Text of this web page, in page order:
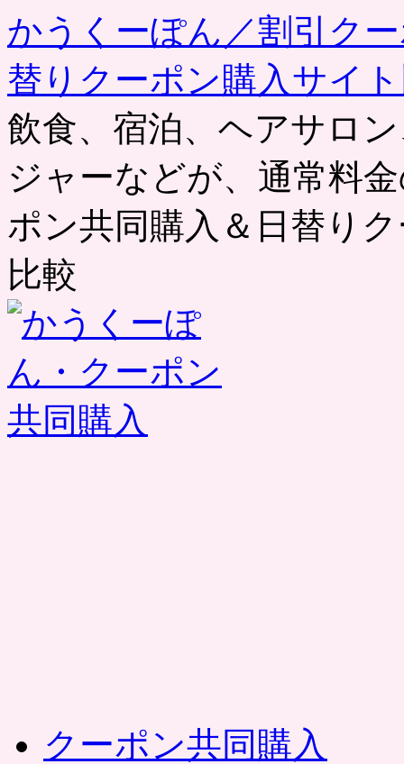
かうくーぽん／割引ク
替りクーポン購入サイ
飲食、宿泊、ヘアサロ
ジャーなどが、通常料
ポン共同購入＆日替り
比較
クーポン共同購入